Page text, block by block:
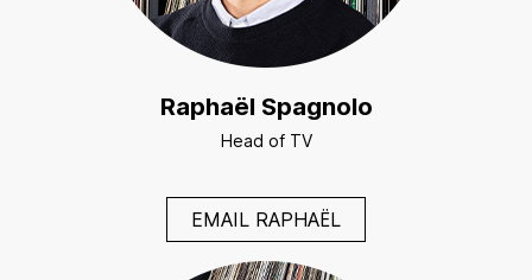
Raphaël Spagnolo
Head of TV
EMAIL RAPHAËL